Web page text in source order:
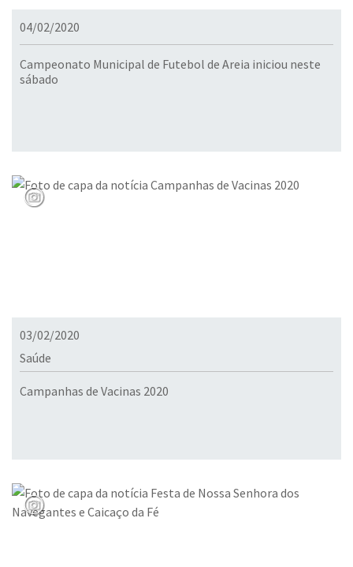
04/02/2020
Campeonato Municipal de Futebol de Areia iniciou neste
sábado
03/02/2020
Saúde
Campanhas de Vacinas 2020